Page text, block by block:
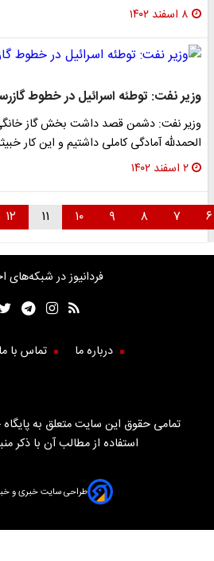
۸ اسفند ۱۴۰۲
وزیر نفت: توطئه اسرائیل در خطوط
وزیر نفت: دشمن قصد داشت بخش گاز خانگی
الحمدلله آمادگی کاملی داشتیم و این کار
۲ اسفند ۱۴۰۲
فردانیوز در شبکه‌های
درباره ما تماس با ما
تمامی حقوق این سایت متعلق به پایگاه
استفاده از مطالب آن با ذکر
طراحی سایت خبری و